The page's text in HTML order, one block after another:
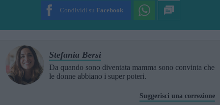
Condividi su Facebook
Stefania Bersi
Da quando sono diventata mamma sono convinta che
le donne abbiano i super poteri.
Suggerisci una correzione